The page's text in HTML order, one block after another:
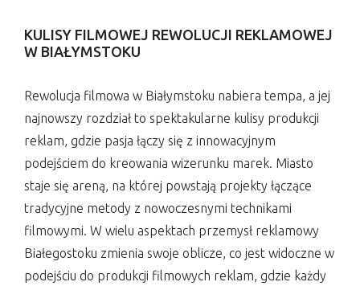
KULISY FILMOWEJ REWOLUCJI REKLAMOWEJ
W BIAŁYMSTOKU
Rewolucja filmowa w Białymstoku nabiera tempa, a jej
najnowszy rozdział to spektakularne kulisy produkcji
reklam, gdzie pasja łączy się z innowacyjnym
podejściem do kreowania wizerunku marek. Miasto
staje się areną, na której powstają projekty łączące
tradycyjne metody z nowoczesnymi technikami
filmowymi. W wielu aspektach przemysł reklamowy
Białegostoku zmienia swoje oblicze, co jest widoczne w
podejściu do produkcji filmowych reklam, gdzie każdy